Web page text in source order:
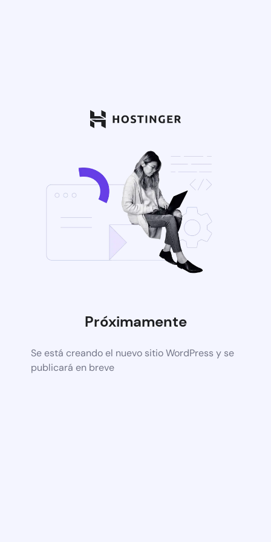
Próximamente
Se está creando el nuevo sitio WordPress y se
publicará en breve